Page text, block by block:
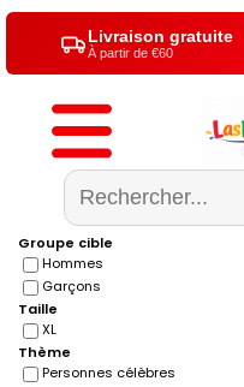
Livraison gratuite
À partir de €60
Groupe cible
Hommes
Garçons
Taille
XL
Thème
Personnes célèbres